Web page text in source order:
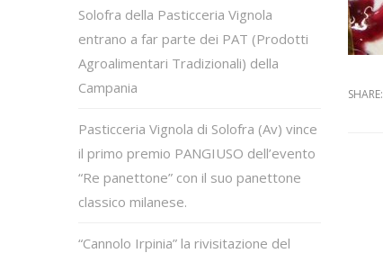
Solofra della Pasticceria Vignola
entrano a far parte dei PAT (Prodotti
Agroalimentari Tradizionali) della
Campania
Pasticceria Vignola di Solofra (Av) vince
il primo premio PANGIUSO dell’evento
“Re panettone” con il suo panettone
classico milanese.
“Cannolo Irpinia” la rivisitazione del
SHARE: